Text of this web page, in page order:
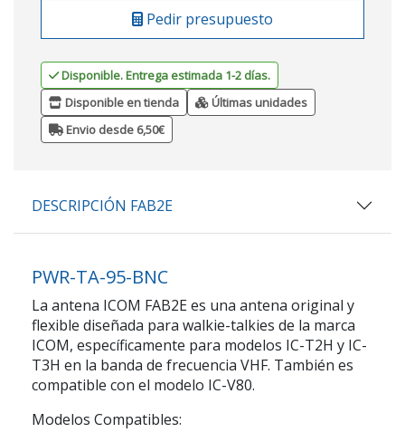
Pedir presupuesto
Disponible. Entrega estimada 1-2 días.
Disponible en tienda
Últimas unidades
Envio desde 6,50€
DESCRIPCIÓN FAB2E
PWR-TA-95-BNC
La antena ICOM FAB2E es una antena original y
flexible diseñada para walkie-talkies de la marca
ICOM, específicamente para modelos IC-T2H y IC-
T3H en la banda de frecuencia VHF. También es
compatible con el modelo IC-V80.
Modelos Compatibles: